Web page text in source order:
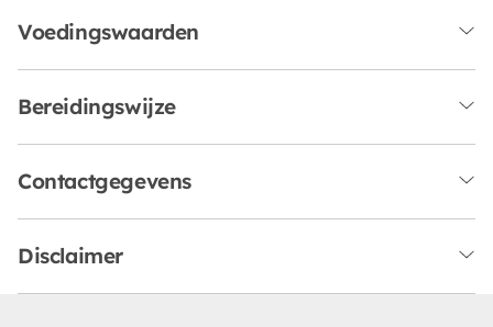
Voedingswaarden
Bereidingswijze
Contactgegevens
Disclaimer